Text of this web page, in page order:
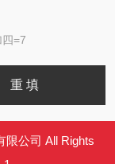
=7
限公司 All Rights